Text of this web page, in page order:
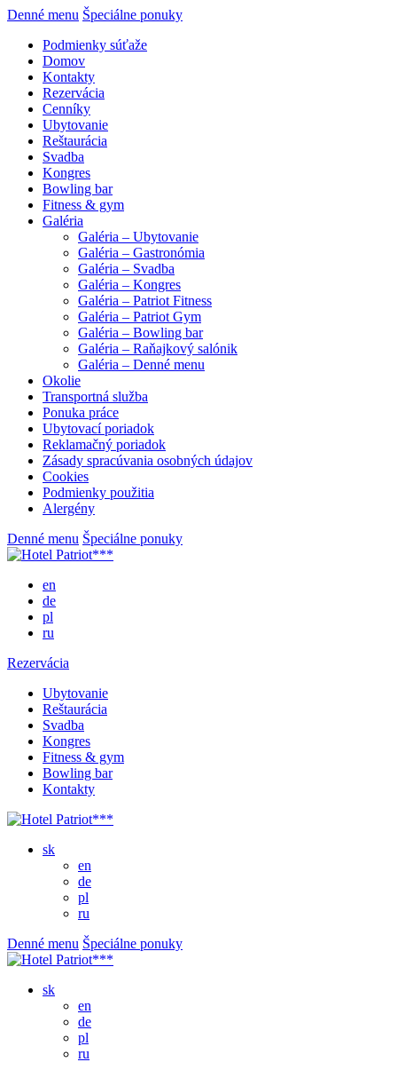
Denné menu Špeciálne ponuky
Podmienky súťaže
Domov
Kontakty
Rezervácia
Cenníky
Ubytovanie
Reštaurácia
Svadba
Kongres
Bowling bar
Fitness & gym
Galéria
Galéria – Ubytovanie
Galéria – Gastronómia
Galéria – Svadba
Galéria – Kongres
Galéria – Patriot Fitness
Galéria – Patriot Gym
Galéria – Bowling bar
Galéria – Raňajkový salónik
Galéria – Denné menu
Okolie
Transportná služba
Ponuka práce
Ubytovací poriadok
Reklamačný poriadok
Zásady spracúvania osobných údajov
Cookies
Podmienky použitia
Alergény
Denné menu Špeciálne ponuky
en
de
pl
ru
Rezervácia
Ubytovanie
Reštaurácia
Svadba
Kongres
Fitness & gym
Bowling bar
Kontakty
sk
en
de
pl
ru
Denné menu Špeciálne ponuky
sk
en
de
pl
ru